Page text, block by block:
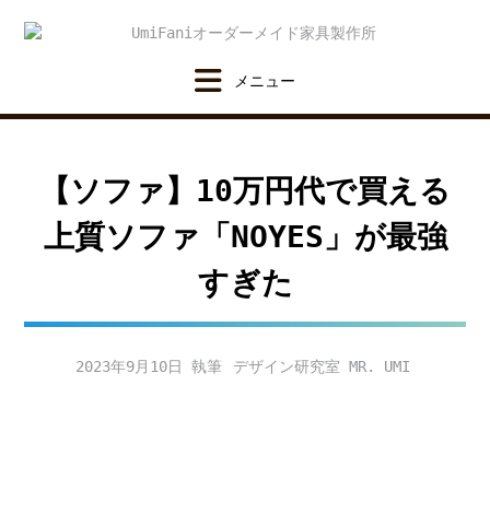
【ソファ】10万円代で買える
上質ソファ「NOYES」が最強
すぎた
2023年9月10日 デザイン研究室 MR. UMI